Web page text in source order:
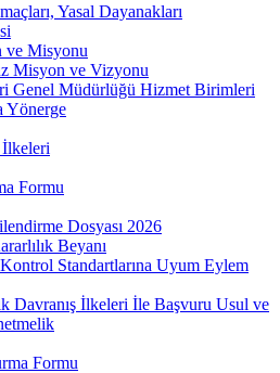
Yasal Dayanakları
ve Misyonu
Misyon ve Vizyonu
Genel Müdürlüğü Hizmet Birimleri
Yönerge
Formu
Dosyası 2026
Beyanı
Standartlarına Uyum Eylem
Davranış İlkeleri İle Başvuru Usul ve
Formu